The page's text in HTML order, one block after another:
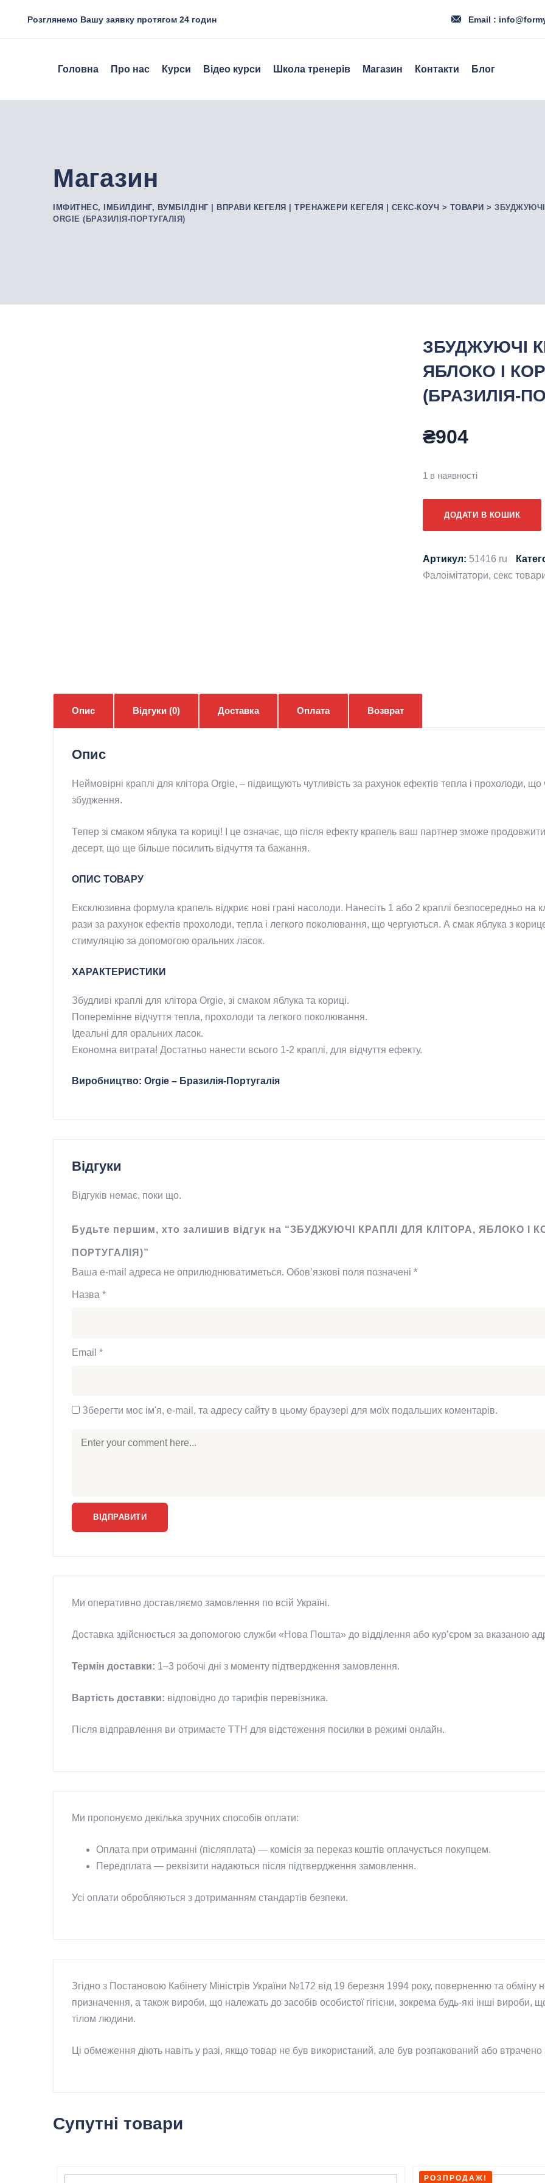
Розглянемо Вашу заявку протягом 24 годин Email :
Головна Про нас Курси Відео курси Школа тренерів Магазин Контакти Блог
Магазин
ІМФИТНЕС, ІМБИЛДИНГ, ВУМБІЛДІНГ | ВПРАВИ КЕГЕЛЯ | ТРЕНАЖЕРИ КЕГЕЛЯ | СЕКС-КОУЧ > ТОВАРИ >
ORGIE (БРАЗИЛІЯ-ПОРТУГАЛІЯ)
ЗБУДЖУЮЧІ
ЯБЛОКО І
(БРАЗИЛІЯ-
₴904
1 в наявності
КРАПЛІ
КЛІТОРА,
ЯБЛОКО
ДОДАТИ В КОШИК
Артикул: 51416 ru
Фалоімітатори, секс
Опис Відгуки (0) Доставка Оплата Возврат
Опис
Неймовірні краплі для клітора Orgie, – підвищують чутливість за рахунок ефектів тепла і прохолоди,
збудження.
Тепер зі смаком яблука та кориці! І це означає, що після ефекту крапель ваш партнер зможе
десерт, що ще більше посилить відчуття та бажання.
ОПИС ТОВАРУ
Ексклюзивна формула крапель відкриє нові грані насолоди. Нанесіть 1 або 2 краплі безпосередньо на
рази за рахунок ефектів прохолоди, тепла і легкого поколювання, що чергуються. А смак яблука з
стимуляцію за допомогою оральних ласок.
ХАРАКТЕРИСТИКИ
Збудливі краплі для клітора Orgie, зі смаком яблука та кориці.
Поперемінне відчуття тепла, прохолоди та легкого поколювання.
Ідеальні для оральних ласок.
Економна витрата! Достатньо нанести всього 1-2 краплі, для відчуття ефекту.
Виробництво: Orgie – Бразилія-Португалія
Відгуки
Відгуків немає, поки що.
Будьте першим, хто залишив відгук на “ЗБУДЖУЮЧІ КРАПЛІ ДЛЯ КЛІТОРА, ЯБЛОКО І
ПОРТУГАЛІЯ)”
Ваша e-mail адреса не оприлюднюватиметься. Обов’язкові поля позначені *
Назва *
Email *
Зберегти моє ім'я, e-mail, та адресу сайту в цьому браузері для моїх подальших коментарів.
Ми оперативно доставляємо замовлення по всій Україні.
Доставка здійснюється за допомогою служби «Нова Пошта» до відділення або курʼєром за вказаною
Термін доставки: 1–3 робочі дні з моменту підтвердження замовлення.
Вартість доставки: відповідно до тарифів перевізника.
Після відправлення ви отримаєте ТТН для відстеження посилки в режимі онлайн.
Ми пропонуємо декілька зручних способів оплати:
Оплата при отриманні (післяплата) — комісія за переказ коштів оплачується покупцем.
Передплата — реквізити надаються після підтвердження замовлення.
Усі оплати обробляються з дотриманням стандартів безпеки.
Згідно з Постановою Кабінету Міністрів України №172 від 19 березня 1994 року, поверненню та обміну
призначення, а також вироби, що належать до засобів особистої гігієни, зокрема будь-які інші вироби,
тілом людини.
Ці обмеження діють навіть у разі, якщо товар не був використаний, але був розпакований або
Супутні товари
РОЗПРОДАЖ!